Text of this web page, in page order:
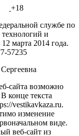
+18
службе по
и
марта 2014 года.
57235
сайта возможно
конце текста
vestikavkaza.ru.
изменение
виде.
веб-сайт из